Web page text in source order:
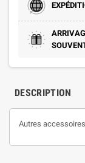
DESCRIPTION
Autres